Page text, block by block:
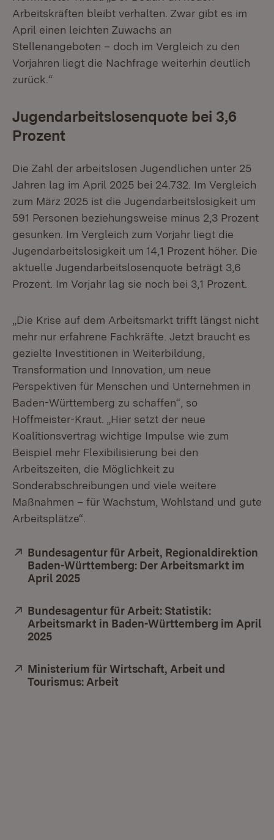
Arbeitskräften bleibt verhalten. Zwar gibt es im
April einen leichten Zuwachs an
Stellenangeboten – doch im Vergleich zu den
Vorjahren liegt die Nachfrage weiterhin deutlich
zurück.“
Jugendarbeitslosenquote bei 3,6
Prozent
Die Zahl der arbeitslosen Jugendlichen unter 25
Jahren lag im April 2025 bei 24.732. Im Vergleich
zum März 2025 ist die Jugendarbeitslosigkeit um
591 Personen beziehungsweise minus 2,3 Prozent
gesunken. Im Vergleich zum Vorjahr liegt die
Jugendarbeitslosigkeit um 14,1 Prozent höher. Die
aktuelle Jugendarbeitslosenquote beträgt 3,6
Prozent. Im Vorjahr lag sie noch bei 3,1 Prozent.
„Die Krise auf dem Arbeitsmarkt trifft längst nicht
mehr nur erfahrene Fachkräfte. Jetzt braucht es
gezielte Investitionen in Weiterbildung,
Transformation und Innovation, um neue
Perspektiven für Menschen und Unternehmen in
Baden-Württemberg zu schaffen“, so
Hoffmeister-Kraut. „Hier setzt der neue
Koalitionsvertrag wichtige Impulse wie zum
Beispiel mehr Flexibilisierung bei den
Arbeitszeiten, die Möglichkeit zu
Sonderabschreibungen und viele weitere
Maßnahmen – für Wachstum, Wohlstand und gute
Arbeitsplätze“.
Extern:
Bundesagentur für Arbeit, Regionaldirektion
Baden-Württemberg: Der Arbeitsmarkt im
April 2025
Extern:
Bundesagentur für Arbeit: Statistik:
Arbeitsmarkt in Baden-Württemberg im April
2025
Extern:
Ministerium für Wirtschaft, Arbeit und
Tourismus: Arbeit